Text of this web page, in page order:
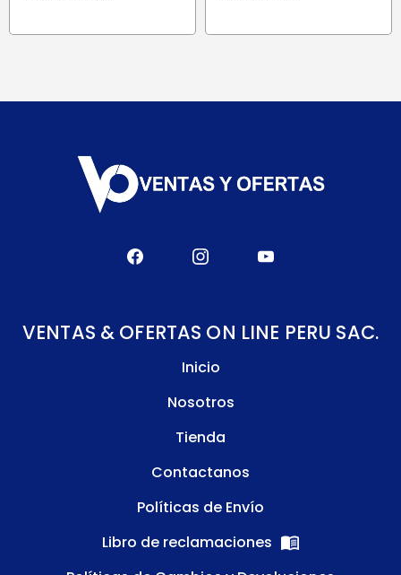
VENTAS & OFERTAS ON LINE PERU SAC.
Inicio
Nosotros
Tienda
Contactanos
Políticas de Envío
Libro de reclamaciones